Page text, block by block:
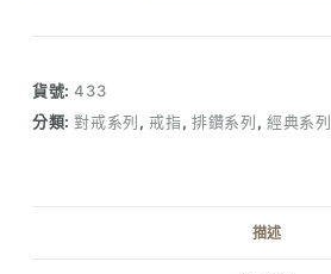
數
量
貨號:433
分類:對戒系列, 戒指,排鑽系列, 經典系列
描述